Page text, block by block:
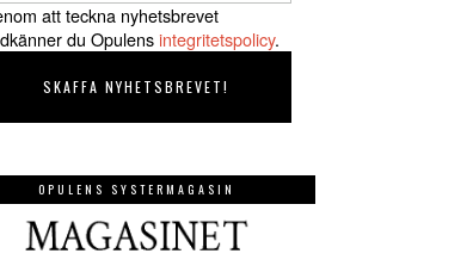
att teckna nyhetsbrevet
du Opulensintegritetspolicy.
OPULENS SYSTERMAGASIN